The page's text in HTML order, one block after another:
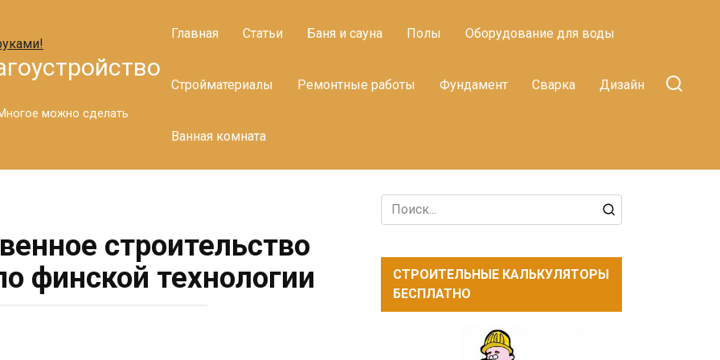
Многое можно сделать
Главная Статьи Баня и сауна Полы Оборудование для воды
Стройматериалы Ремонтные работы Фундамент Сварка Дизайн
Ванная комната
строительство
финской технологии
Search
for:
СТРОИТЕЛЬНЫЕ КАЛЬКУЛЯТОРЫ
БЕСПЛАТНО